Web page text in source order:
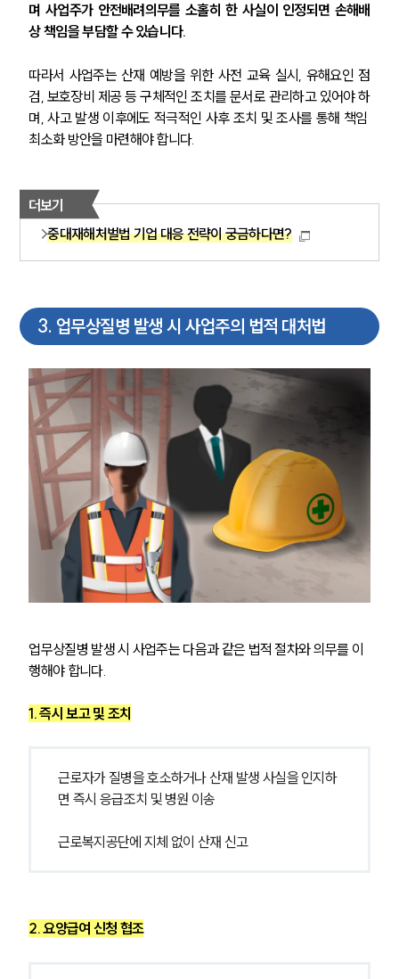
그룹소개
대륜의 강점
글로벌 파트너 로펌
고객의 소리
며 사업주가 안전배려의무를 소홀히 한 사실이 인정되면 손해배
상 책임을 부담할 수 있습니다.
따라서 사업주는 산재 예방을 위한 사전 교육 실시, 유해요인 점
검, 보호장비 제공 등 구체적인 조치를 문서로 관리하고 있어야 하
며, 사고 발생 이후에도 적극적인 사후 조치 및 조사를 통해 책임
최소화 방안을 마련해야 합니다.
더보기
중대재해처벌법 기업 대응 전략이 궁금하다면?
3. 업무상질병 발생 시 사업주의 법적 대처법
업무상질병 발생 시 사업주는 다음과 같은 법적 절차와 의무를 이
행해야 합니다.
1. 즉시 보고 및 조치
근로자가 질병을 호소하거나 산재 발생 사실을 인지하
면 즉시 응급조치 및 병원 이송
근로복지공단에 지체 없이 산재 신고
2. 요양급여 신청 협조